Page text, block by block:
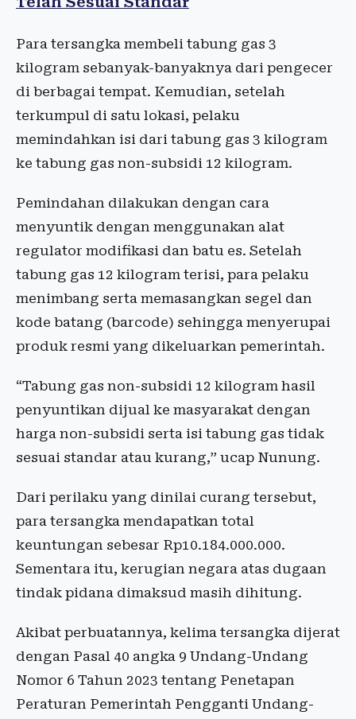
Para tersangka membeli tabung gas 3
kilogram sebanyak-banyaknya dari pengecer
di berbagai tempat. Kemudian, setelah
terkumpul di satu lokasi, pelaku
memindahkan isi dari tabung gas 3 kilogram
ke tabung gas non-subsidi 12 kilogram.
Pemindahan dilakukan dengan cara
menyuntik dengan menggunakan alat
regulator modifikasi dan batu es. Setelah
tabung gas 12 kilogram terisi, para pelaku
menimbang serta memasangkan segel dan
kode batang (barcode) sehingga menyerupai
produk resmi yang dikeluarkan pemerintah.
“Tabung gas non-subsidi 12 kilogram hasil
penyuntikan dijual ke masyarakat dengan
harga non-subsidi serta isi tabung gas tidak
sesuai standar atau kurang,” ucap Nunung.
Dari perilaku yang dinilai curang tersebut,
para tersangka mendapatkan total
keuntungan sebesar Rp10.184.000.000.
Sementara itu, kerugian negara atas dugaan
tindak pidana dimaksud masih dihitung.
Akibat perbuatannya, kelima tersangka dijerat
dengan Pasal 40 angka 9 Undang-Undang
Nomor 6 Tahun 2023 tentang Penetapan
Peraturan Pemerintah Pengganti Undang-